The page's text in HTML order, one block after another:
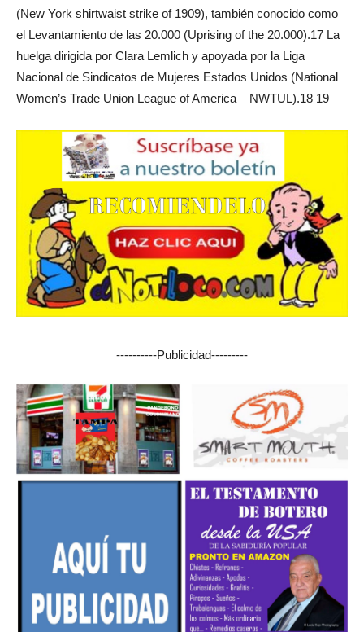
(New York shirtwaist strike of 1909), también conocido como
el Levantamiento de las 20.000 (Uprising of the 20.000).17 La
huelga dirigida por Clara Lemlich y apoyada por la Liga
Nacional de Sindicatos de Mujeres Estados Unidos (National
Women’s Trade Union League of America – NWTUL).18 19
----------Publicidad---------